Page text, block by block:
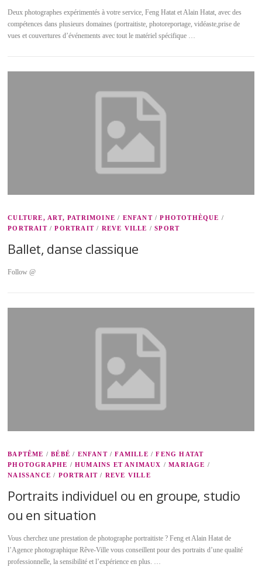
Deux photographes expérimentés à votre service, Feng Hatat et Alain Hatat, avec des
compétences dans plusieurs domaines (portraitiste, photoreportage, vidéaste,prise de
vues et couvertures d’événements avec tout le matériel spécifique …
CULTURE, ART, PATRIMOINE / ENFANT/PHOTOTHÈQUE /
PORTRAIT/PORTRAIT/ REVE VILLE /SPORT
Ballet, danse classique
Follow @
BAPTÊME /BÉBÉ / ENFANT/FAMILLE /FENG HATAT
PHOTOGRAPHE / HUMAINS ET ANIMAUX /MARIAGE /
NAISSANCE / PORTRAIT / REVE VILLE
Portraits individuel ou en groupe, studio
ou en situation
Vous cherchez une prestation de photographe portraitiste ? Feng et Alain Hatat de
l’Agence photographique Rêve-Ville vous conseillent pour des portraits d’une qualité
professionnelle, la sensibilité et l’expérience en plus. …